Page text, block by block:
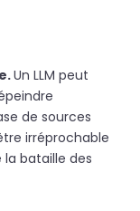
Un LLM peut
de sources
irréprochable
la bataille des